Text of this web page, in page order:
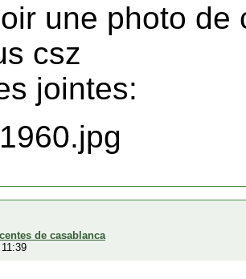
une photo de
csz
jointes:
de casablanca